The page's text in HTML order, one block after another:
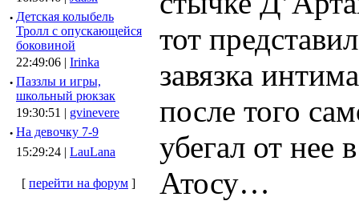
· Детская колыбель
Тролл с опускающейся
боковиной
22:49:06 | Irinka
· Паззлы и игры,
школьный рюкзак
19:30:51 | gvinevere
· Hа девочку 7-9
15:29:24 | LauLana
[ перейти на форум ]
тот
завязка
после того
убегал от нее
Атосу…